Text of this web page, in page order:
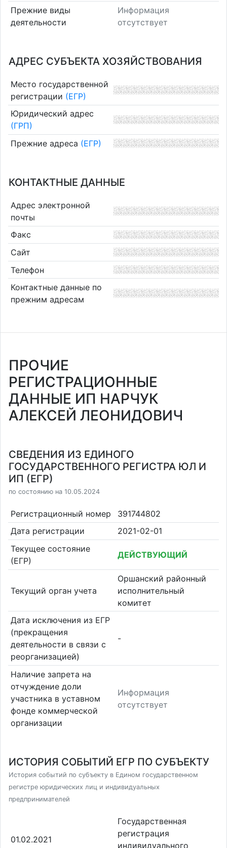
Прежние виды
деятельности
Информация
отсутствует
АДРЕС СУБЪЕКТА ХОЗЯЙСТВОВАНИЯ
Место государственной
регистрации (ЕГР)
Юридический адрес
(ГРП)
Прежние адреса (ЕГР)
КОНТАКТНЫЕ ДАННЫЕ
Адрес электронной
почты
Факс
Сайт
Телефон
Контактные данные по
прежним адресам
ПРОЧИЕ
РЕГИСТРАЦИОННЫЕ
ДАННЫЕ ИП НАРЧУК
АЛЕКСЕЙ ЛЕОНИДОВИЧ
СВЕДЕНИЯ ИЗ ЕДИНОГО
ГОСУДАРСТВЕННОГО РЕГИСТРА ЮЛ И
ИП (ЕГР)
по состоянию на 10.05.2024
Регистрационный номер
391744802
Дата регистрации
2021-02-01
Текущее состояние
(ЕГР)
ДЕЙСТВУЮЩИЙ
Текущий орган учета
Оршанский районный
исполнительный
комитет
Дата исключения из ЕГР
(прекращения
деятельности в связи с
реорганизацией)
-
Наличие запрета на
отчуждение доли
участника в уставном
фонде коммерческой
организации
Информация
отсутствует
ИСТОРИЯ СОБЫТИЙ ЕГР ПО СУБЪЕКТУ
История событий по субъекту в Едином государственном
регистре юридических лиц и индивидуальных
предпринимателей
01.02.2021
Государственная
регистрация
индивидуального